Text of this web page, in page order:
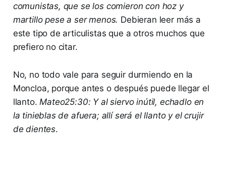
comunistas, que se los comieron con hoz y
martillo pese a ser menos. Debieran leer más a
este tipo de articulistas que a otros muchos que
prefiero no citar.
No, no todo vale para seguir durmiendo en la
Moncloa, porque antes o después puede llegar el
llanto. Mateo25:30: Y al siervo inútil, echadlo en
la tinieblas de afuera; allí será el llanto y el crujir
de dientes.